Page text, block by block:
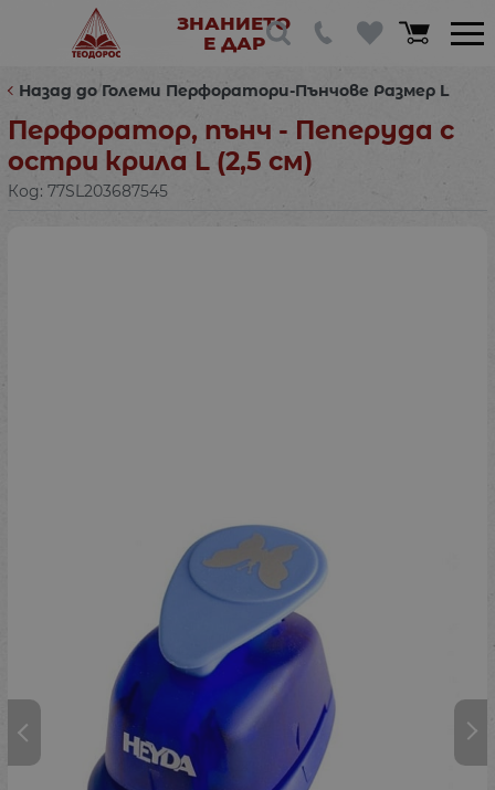
ЗНАНИЕТО
Е ДАР
Назад до Големи Перфоратори-Пънчове Размер L
Перфоратор, пънч - Пеперуда с
остри крила L (2,5 см)
Код: 77SL203687545